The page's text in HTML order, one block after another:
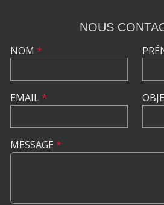
NOUS
NOM *
EMAIL*
MESSAGE *